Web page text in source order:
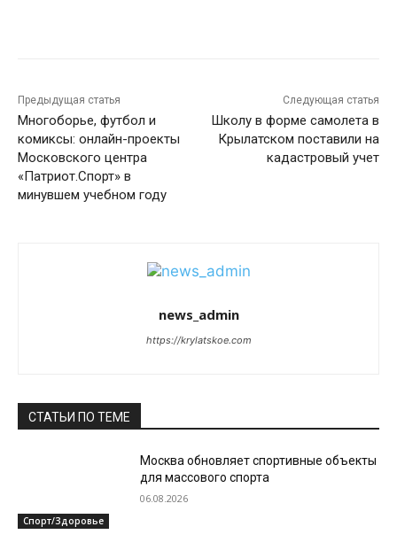
Предыдущая статья
Многоборье, футбол и
комиксы: онлайн-проекты
Московского центра
«Патриот.Спорт» в
минувшем учебном году
Следующая статья
Школу в форме самолета в
Крылатском поставили на
кадастровый учет
news_admin
https://krylatskoe.com
СТАТЬИ ПО ТЕМЕ
Спорт/Здоровье
Москва обновляет спортивные объекты
для массового спорта
06.08.2026